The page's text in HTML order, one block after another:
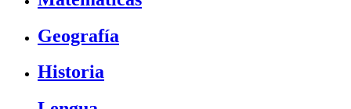
Geografía
Historia